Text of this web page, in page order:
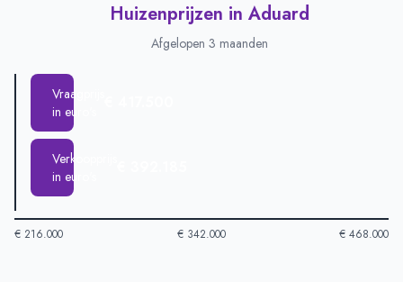
Huizenprijzen in Aduard
Afgelopen 3 maanden
Vraagprijs
in euro's
Verkoopprijs
in euro's
€ 216.000 € 342.000 € 468.000